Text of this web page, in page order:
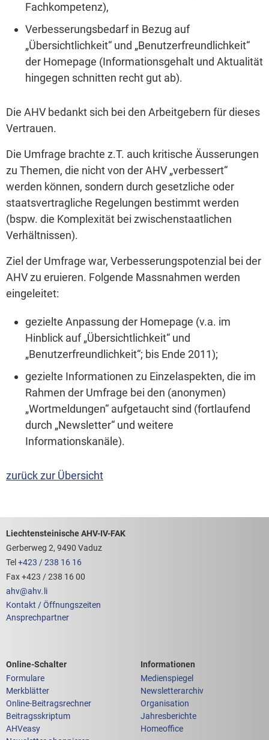
Fachkompetenz),
Verbesserungsbedarf in Bezug auf
„Übersichtlichkeit“ und „Benutzerfreundlichkeit“
der Homepage (Informationsgehalt und Aktualität
hingegen schnitten recht gut ab).
Die AHV bedankt sich bei den Arbeitgebern für dieses
Vertrauen.
Die Umfrage brachte z.T. auch kritische Äusserungen
zu Themen, die nicht von der AHV „verbessert“
werden können, sondern durch gesetzliche oder
staatsvertragliche Regelungen bestimmt werden
(bspw. die Komplexität bei zwischenstaatlichen
Verhältnissen).
Ziel der Umfrage war, Verbesserungspotenzial bei der
AHV zu eruieren. Folgende Massnahmen werden
eingeleitet:
gezielte Anpassung der Homepage (v.a. im
Hinblick auf „Übersichtlichkeit“ und
„Benutzerfreundlichkeit“; bis Ende 2011);
gezielte Informationen zu Einzelaspekten, die im
Rahmen der Umfrage bei den (anonymen)
„Wortmeldungen“ aufgetaucht sind (fortlaufend
durch „Newsletter“ und weitere
Informationskanäle).
zurück zur Übersicht
Footerbereich mit hilfreichen Links
Liechtensteinische AHV-IV-FAK
Gerberweg 2, 9490 Vaduz
Tel +423 / 238 16 16
Fax +423 / 238 16 00
ahv@ahv. li
Kontakt / Öffnungszeiten
Ansprechpartner
Links zum
Online-Schalter
Formulare
Merkblätter
Online-Beitragsrechner
Beitragsskriptum
AHVeasy
Links zu weiteren
Informationen
Medienspiegel
Newsletterarchiv
Organisation
Jahresberichte
Homeoffice